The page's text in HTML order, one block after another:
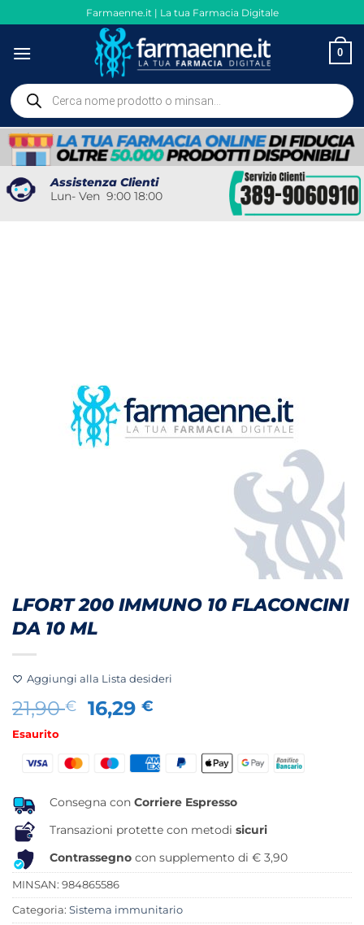
ai
contenuti
Farmaenne.it | La tua Farmacia Digitale
0
Ricerca
prodotti
Assistenza Clienti
Lun- Ven 9:00 18:00
LFORT 200 IMMUNO 10 FLACONCINI
DA 10 ML
Aggiungi alla Lista desideri
21,90€
Il
era:
16,29€
attuale
è:
Esaurito
Consegna con Corriere Espresso
Transazioni protette con metodi sicuri
Contrassegno con supplemento di € 3,90
MINSAN: 984865586
Categoria: Sistema immunitario